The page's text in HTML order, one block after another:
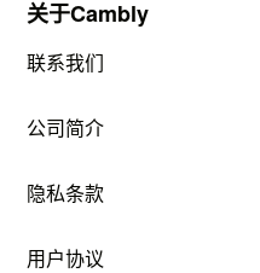
关于Cambly
联系我们
公司简介
隐私条款
用户协议